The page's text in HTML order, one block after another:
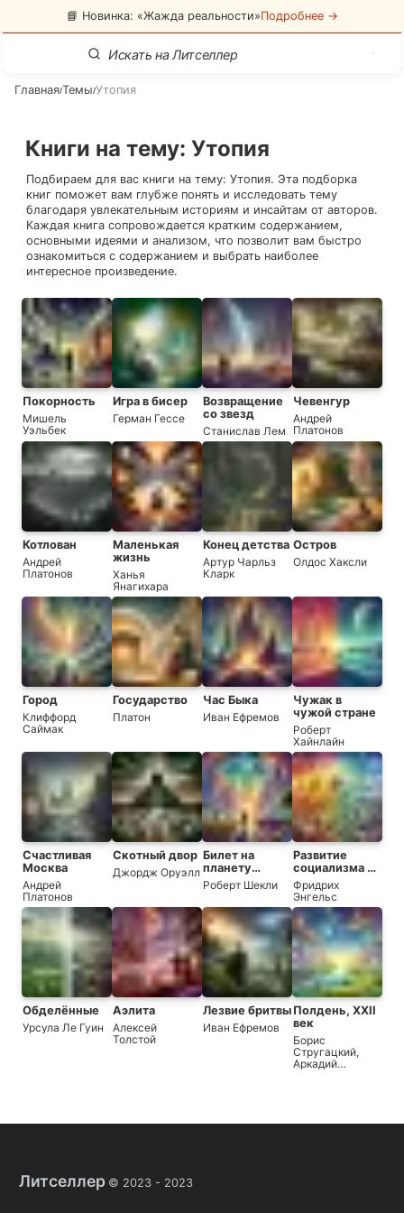
📘 Новинка: «Жажда реальности»Подробнее →
Главная/Темы/Утопия
Книги на тему: Утопия
Подбираем для вас книги на тему: Утопия. Эта подборка
книг поможет вам глубже понять и исследовать тему
благодаря увлекательным историям и инсайтам от авторов.
Каждая книга сопровождается кратким содержанием,
основными идеями и анализом, что позволит вам быстро
ознакомиться с содержанием и выбрать наиболее
интересное произведение.
Покорность
Мишель
Уэльбек
Игра в бисер
Герман Гессе
Возвращение
со звезд
Станислав Лем
Чевенгур
Андрей
Платонов
Котлован
Андрей
Платонов
Маленькая
жизнь
Ханья
Янагихара
Конец детства
Артур Чарльз
Кларк
Остров
Олдос Хаксли
Город
Клиффорд
Саймак
Государство
Платон
Час Быка
Иван Ефремов
Чужак в
чужой стране
Роберт
Хайнлайн
Счастливая
Москва
Андрей
Платонов
Скотный двор
Джордж Оруэлл
Билет на
планету
Транай
Роберт Шекли
Развитие
социализма от
утопии к
науке
Фридрих
Энгельс
Обделённые
Урсула Ле Гуин
Аэлита
Алексей
Толстой
Лезвие бритвы
Иван Ефремов
Полдень, XXII
век
Борис
Стругацкий,
Аркадий
Литселлер © 2023 - 2023